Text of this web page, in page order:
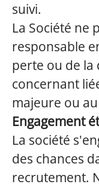
suivi.
La Société ne
responsable
perte ou de la
concernant
majeure ou
Engagement
La société
des chances
recrutement.